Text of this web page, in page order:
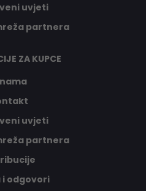
uvjeti
partnera
ZA KUPCE
uvjeti
partnera
i odgovori